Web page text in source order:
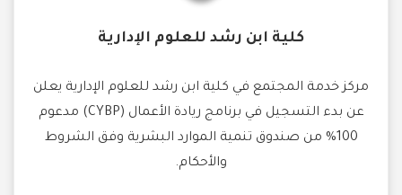
كلية ابن رشد للعلوم الإدارية
مركز خدمة المجتمع في كلية ابن رشد للعلوم الإدارية يعلن
عن بدء التسجيل في برنامج ريادة الأعمال (CYBP) مدعوم
100% من صندوق تنمية الموارد البشرية وفق الشروط
والأحكام.